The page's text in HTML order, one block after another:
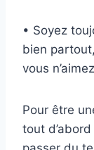
• Soyez
bien
vous
Pour être
tout